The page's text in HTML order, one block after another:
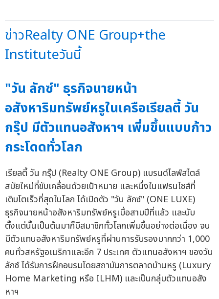
ข่าวRealty ONE Group+the
Instituteวันนี้
"วัน ลักซ์" ธุรกิจนายหน้า
อสังหาริมทรัพย์หรูในเครือเรียลตี้ วัน
กรุ๊ป มีตัวแทนอสังหาฯ เพิ่มขึ้นแบบก้าว
กระโดดทั่วโลก
เรียลตี้ วัน กรุ๊ป (Realty ONE Group) แบรนด์ไลฟ์สไตล์
สมัยใหม่ที่ขับเคลื่อนด้วยเป้าหมาย และหนึ่งในแฟรนไชส์ที่
เติบโตเร็วที่สุดในโลก ได้เปิดตัว "วัน ลักซ์" (ONE LUXE)
ธุรกิจนายหน้าอสังหาริมทรัพย์หรูเมื่อสามปีที่แล้ว และนับ
ตั้งแต่นั้นเป็นต้นมาก็มีสมาชิกทั่วโลกเพิ่มขึ้นอย่างต่อเนื่อง จน
มีตัวแทนอสังหาริมทรัพย์หรูที่ผ่านการรับรองมากกว่า 1,000
คนทั่วสหรัฐอเมริกาและอีก 7 ประเทศ ตัวแทนอสังหาฯ ของวัน
ลักซ์ ได้รับการฝึกอบรมโดยสถาบันการตลาดบ้านหรู (Luxury
Home Marketing หรือ ILHM) และเป็นกลุ่มตัวแทนอสัง
หาฯ